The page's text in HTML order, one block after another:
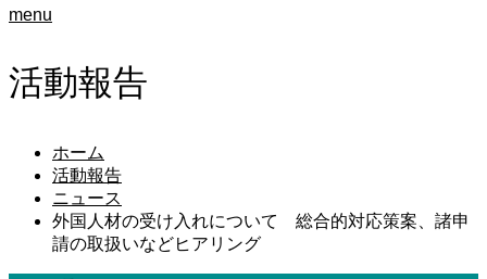
menu
活動報告
ホーム
活動報告
ニュース
外国人材の受け入れについて 総合的対応策案、諸申
請の取扱いなどヒアリング